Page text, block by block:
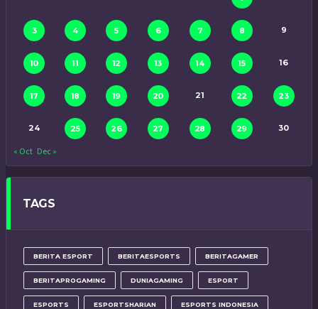
3 4 5 6 7 8 9
10 11 12 13 14 15 16
17 18 19 20 21 22 23
24 25 26 27 28 29 30
« Oct Dec »
TAGS
BERITA ESPORT BERITAESPORTS BERITAGAMER
BERITAPROGAMING DUNIAGAMING ESPORT
ESPORTS ESPORTSHARIAN ESPORTS INDONESIA